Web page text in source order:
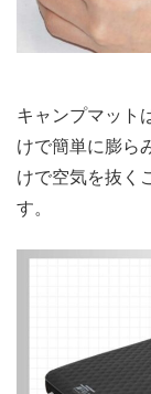
キャンプマット
けで簡単に膨ら
けで空気を抜く
す。